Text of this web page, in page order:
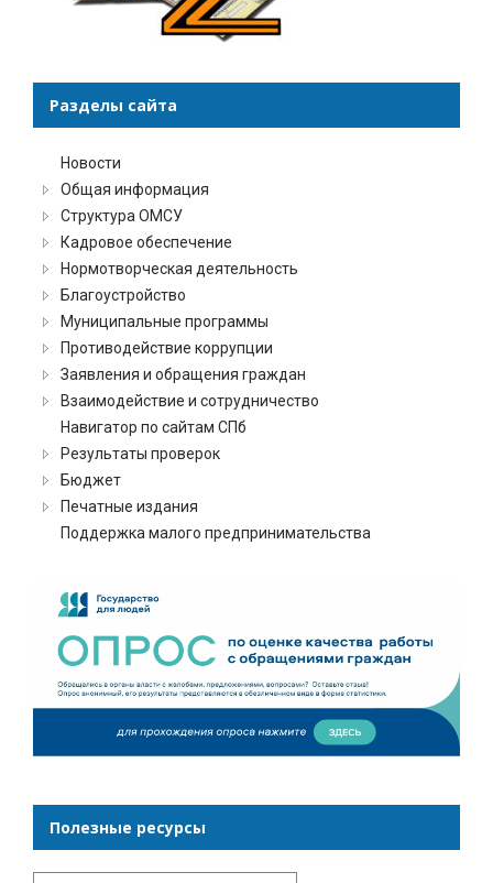
Разделы сайта
Новости
Общая информация
Структура ОМСУ
Кадровое обеспечение
Нормотворческая деятельность
Благоустройство
Муниципальные программы
Противодействие коррупции
Заявления и обращения граждан
Взаимодействие и сотрудничество
Навигатор по сайтам СПб
Результаты проверок
Бюджет
Печатные издания
Поддержка малого предпринимательства
Полезные ресурсы